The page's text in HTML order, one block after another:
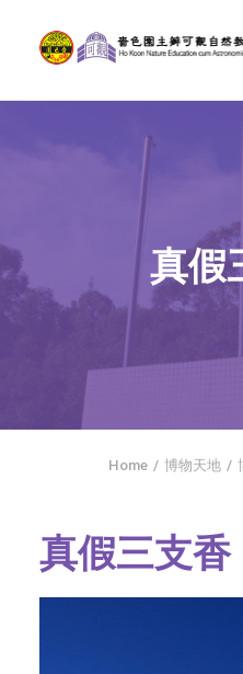
中心介紹
博物天地
比賽/專題計劃
字型大小
真假
Home 博物天地
真假三支香